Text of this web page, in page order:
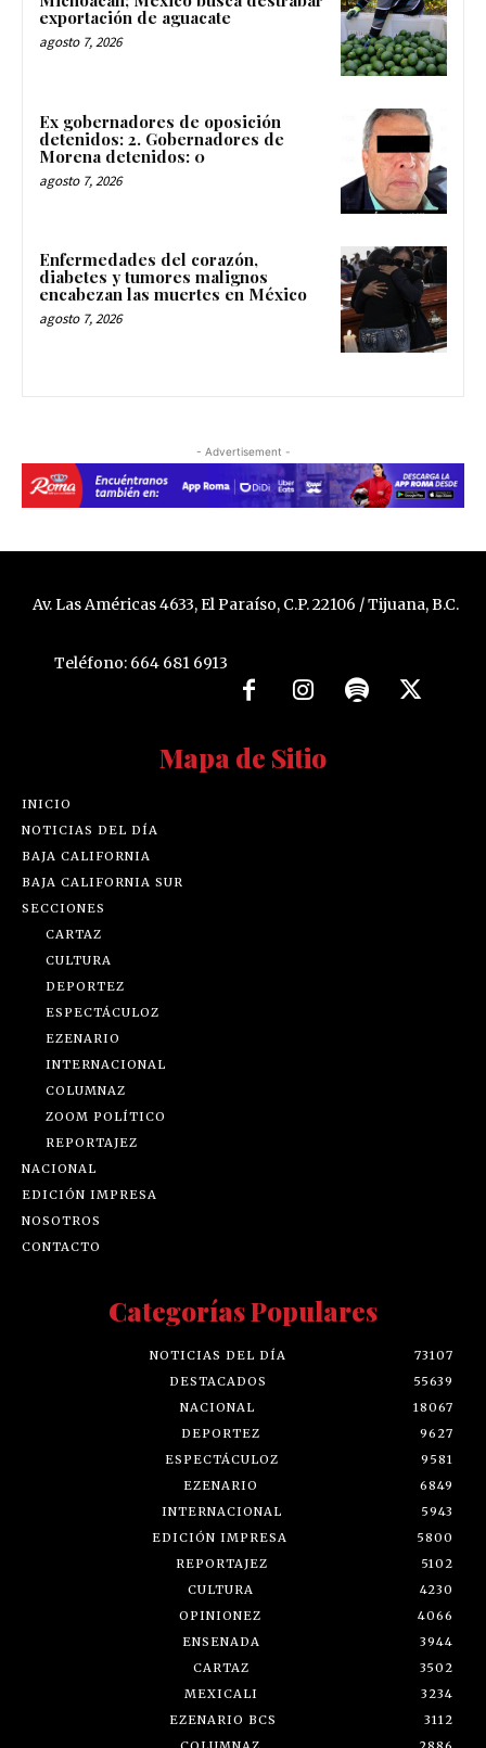
exportación de aguacate
agosto 7, 2026
Ex gobernadores de oposición
detenidos: 2. Gobernadores de
Morena detenidos: 0
agosto 7, 2026
Enfermedades del corazón,
diabetes y tumores malignos
encabezan las muertes en México
agosto 7, 2026
- Advertisement -
Av. Las Américas 4633, El Paraíso, C.P. 22106 / Tijuana, B.C.
Teléfono: 664 681 6913
Mapa de Sitio
INICIO
NOTICIAS DEL DÍA
BAJA CALIFORNIA
BAJA CALIFORNIA SUR
SECCIONES
CARTAZ
CULTURA
DEPORTEZ
ESPECTÁCULOZ
EZENARIO
INTERNACIONAL
COLUMNAZ
ZOOM POLÍTICO
REPORTAJEZ
NACIONAL
EDICIÓN IMPRESA
NOSOTROS
CONTACTO
Categorías Populares
NOTICIAS DEL DÍA
73107
DESTACADOS
55639
NACIONAL
18067
DEPORTEZ
9627
ESPECTÁCULOZ
9581
EZENARIO
6849
INTERNACIONAL
5943
EDICIÓN IMPRESA
5800
REPORTAJEZ
5102
CULTURA
4230
OPINIONEZ
4066
ENSENADA
3944
CARTAZ
3502
MEXICALI
3234
EZENARIO BCS
3112